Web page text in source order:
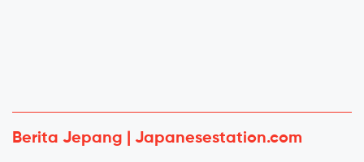
Berita Jepang | Japanesestation.com